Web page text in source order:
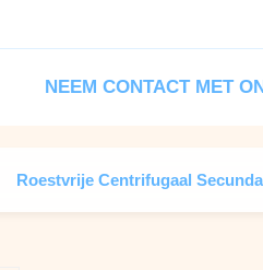
NEEM CONTACT MET
Roestvrije Centrifugaal